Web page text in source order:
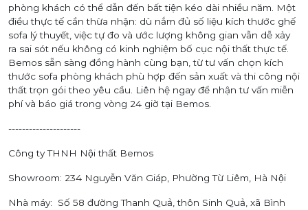
phòng khách có thể dẫn đến bất tiện kéo dài nhiều năm. Một
điều thực tế cần thừa nhận: dù nắm đủ số liệu kích thước ghế
sofa lý thuyết, việc tự đo và ước lượng không gian vẫn dễ xảy
ra sai sót nếu không có kinh nghiệm bố cục nội thất thực tế.
Bemos sẵn sàng đồng hành cùng bạn, từ tư vấn chọn kích
thước sofa phòng khách phù hợp đến sản xuất và thi công nội
thất trọn gói theo yêu cầu. Liên hệ ngay để nhận tư vấn miễn
phí và báo giá trong vòng 24 giờ tại Bemos.
---------------------
Công ty THNH Nội thất Bemos
Showroom: 234 Nguyễn Văn Giáp, Phường Từ Liêm, Hà Nội
Nhà máy: Số 58 đường Thanh Quả, thôn Sinh Quả, xã Bình